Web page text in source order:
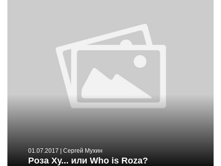
01.07.2017 | Сергей Мухин
Роза Ху... или Who is Roza?